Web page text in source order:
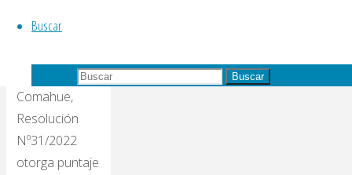
Buscar
Buscar
Extensión de
Nacional del
Comahue,
Resolución
Nº31/2022
otorga puntaje